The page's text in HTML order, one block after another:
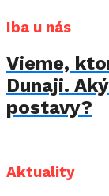
Iba u nás
Vieme,
Dunaji.
postavy?
Aktuality